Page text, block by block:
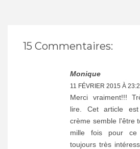
15 Commentaires:
Monique
11 FÉVRIER 2015 À
Merci vraiment!!!
lire. Cet article
crème semble l'être
mille fois pour
toujours très